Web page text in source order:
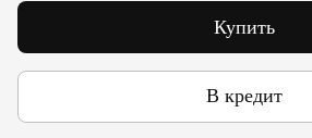
Купить
В кредит